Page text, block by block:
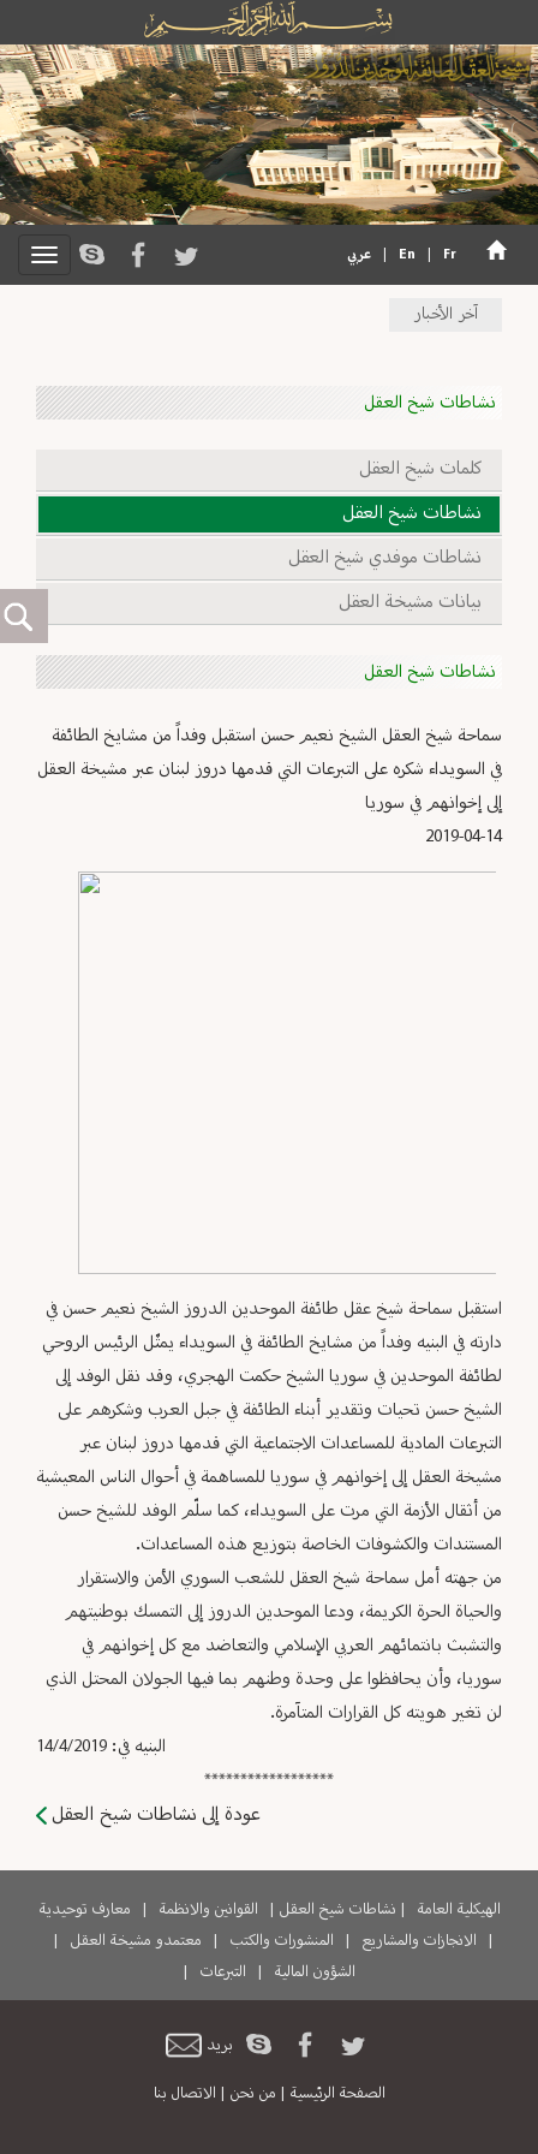
En Fr عربي
آخر الأخبار
نشاطات شيخ العقل
كلمات شيخ العقل
نشاطات شيخ العقل
نشاطات موفدي شيخ العقل
بيانات مشيخة العقل
نشاطات شيخ العقل
سماحة شيخ العقل الشيخ نعيم حسن استقبل وفداً من مشايخ الطائفة
في السويداء شكره على التبرعات التي قدمها دروز لبنان عبر مشيخة العقل
إلى إخوانهم في سوريا
2019-04-14
استقبل سماحة شيخ عقل طائفة الموحدين الدروز الشيخ نعيم حسن في
دارته في البنيه وفداً من مشايخ الطائفة في السويداء يمثّل الرئيس الروحي
لطائفة الموحدين في سوريا الشيخ حكمت الهجري، وقد نقل الوفد إلى
الشيخ حسن تحيات وتقدير أبناء الطائفة في جبل العرب وشكرهم على
التبرعات المادية للمساعدات الاجتماعية التي قدمها دروز لبنان عبر
مشيخة العقل إلى إخوانهم في سوريا للمساهمة في أحوال الناس المعيشية
من أثقال الأزمة التي مرت على السويداء، كما سلّم الوفد للشيخ حسن
المستندات والكشوفات الخاصة بتوزيع هذه المساعدات.
من جهته أمل سماحة شيخ العقل للشعب السوري الأمن والاستقرار
والحياة الحرة الكريمة، ودعا الموحدين الدروز إلى التمسك بوطنيتهم
والتشبث بانتمائهم العربي الإسلامي والتعاضد مع كل إخوانهم في
سوريا، وأن يحافظوا على وحدة وطنهم بما فيها الجولان المحتل الذي
لن تغير هويته كل القرارات المتآمرة.
البنيه في: 14/4/2019
******************
عودة إلى نشاطات شيخ العقل
الهيكلية العامة | نشاطات شيخ العقل | القوانين والانظمة |
معارف توحيدية
|
الانجازات والمشاريع | المنشورات والكتب | معتمدو مشيخة العقل
|
الشؤون المالية
| التبرعات |
بريد
الصفحة الرئيسية | من نحن | الاتصال بنا